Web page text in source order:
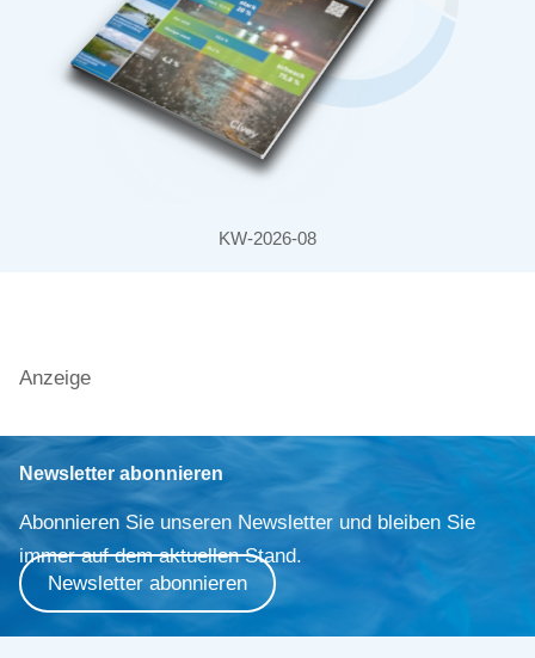
KW-2026-08
Anzeige
Newsletter abonnieren
Abonnieren Sie unseren Newsletter und bleiben Sie
immer auf dem aktuellen Stand.
Newsletter abonnieren